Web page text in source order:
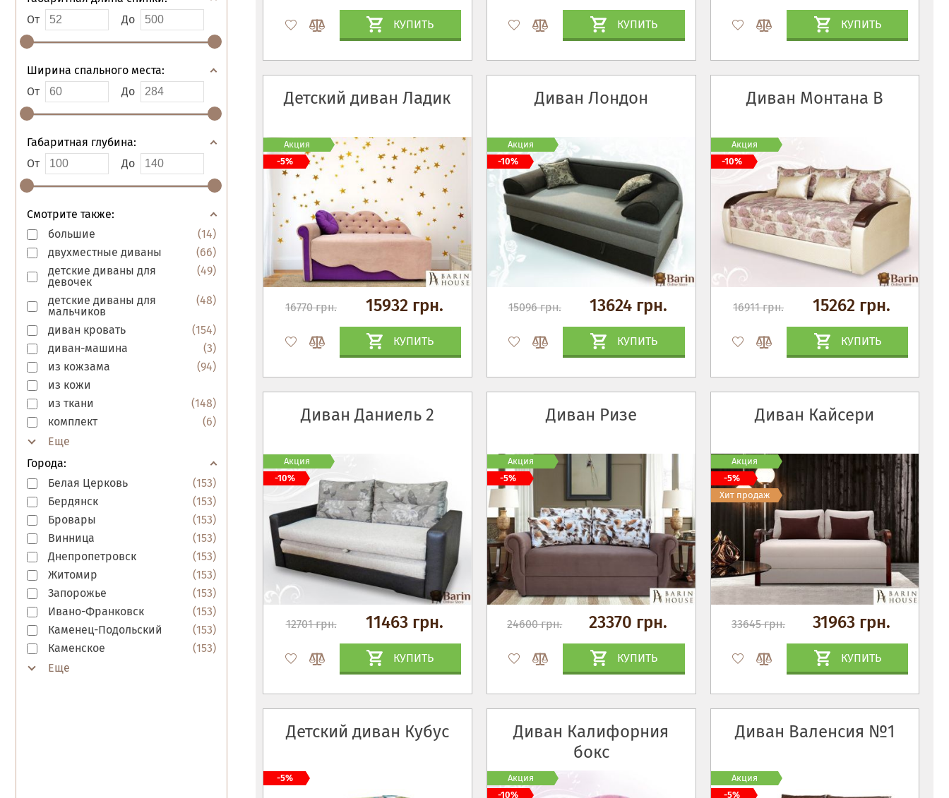
От
До
Ширина спального места:
От
До
Габаритная глубина:
От
До
Смотрите также:
большие
(14)
двухместные диваны
(66)
детские диваны для
девочек
(49)
детские диваны для
мальчиков
(48)
диван кровать (154)
диван-машина
(3)
из кожзама
(94)
из кожи
из ткани
(148)
комплект
(6)
Города:
Белая Церковь
(153)
Бердянск
(153)
Бровары
(153)
Винница
(153)
Днепропетровск
(153)
Житомир
(153)
Запорожье
(153)
Ивано-Франковск
(153)
Каменец-Подольский
(153)
Каменское
(153)
КУПИТЬ КУПИТЬ КУПИТЬ
Детский диван Ладик
16770 грн. 15932 грн.
КУПИТЬ
Акция
-5%
Диван Лондон
15096 грн. 13624 грн.
КУПИТЬ
Акция
-10%
Диван Монтана В
16911 грн. 15262 грн.
КУПИТЬ
Акция
-10%
Диван Даниель 2
12701 грн. 11463 грн.
КУПИТЬ
Акция
-10%
Диван Ризе
24600 грн. 23370 грн.
КУПИТЬ
Акция
-5%
Диван Кайсери
33645 грн. 31963 грн.
КУПИТЬ
Акция
-5%
Хит продаж
Детский диван Кубус
-5%
Диван Калифорния
бокс
Акция
-10%
Диван Валенсия №1
Акция
-5%